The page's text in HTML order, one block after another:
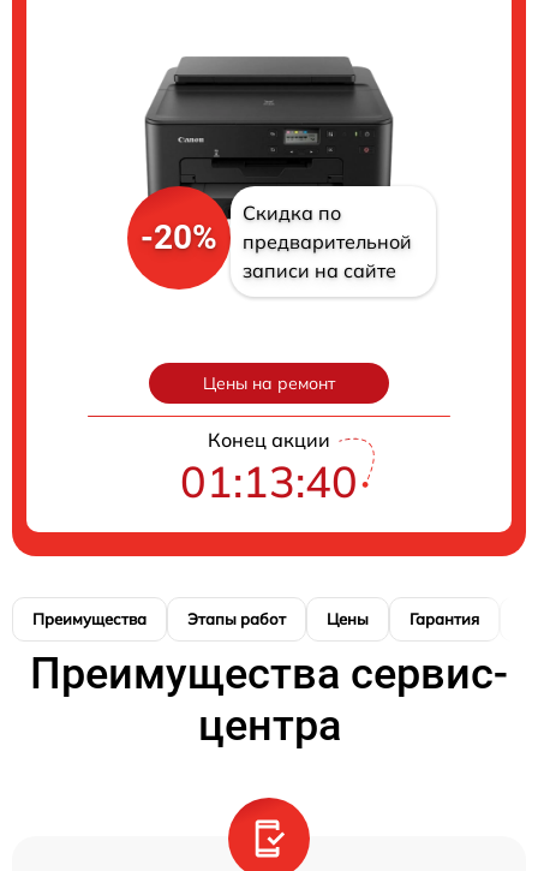
-20%
Скидка по
предварительной
записи на сайте
Цены на ремонт
Конец акции
01:13:39
Преимущества Этапы работ Цены Гарантия
Преимущества сервис-
центра